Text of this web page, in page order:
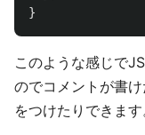
}
このような感じで
のでコメントが書
をつけたりできま